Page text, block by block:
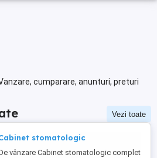
cumparare, anunturi, preturi
Vezi toate
stomatologic
vânzare Cabinet stomatologic complet